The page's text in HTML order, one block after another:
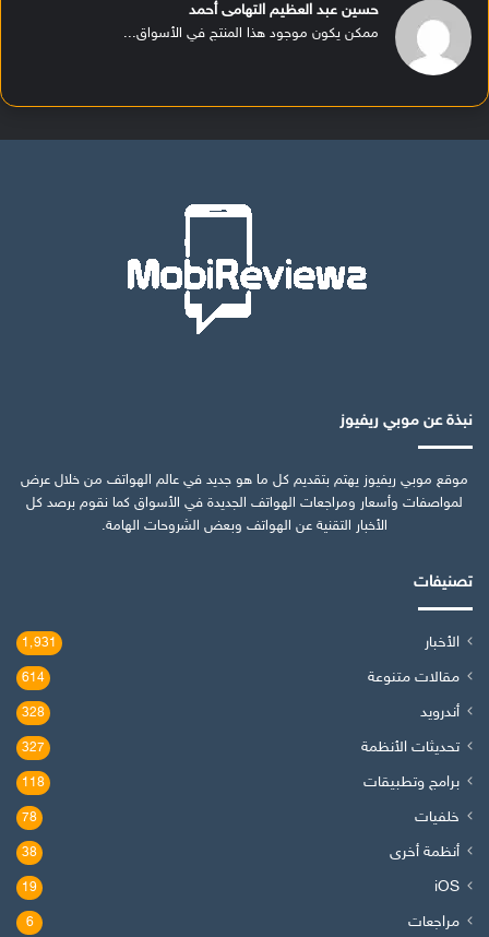
حسين عبد العظيم التهامى أحمد
ممكن يكون موجود هذا المنتج في الأسواق...
نبذة عن موبي ريفيوز
موقع موبي ريفيوز يهتم بتقديم كل ما هو جديد في عالم الهواتف من خلال عرض
لمواصفات وأسعار ومراجعات الهواتف الجديدة في الأسواق كما نقوم برصد كل
الأخبار التقنية عن الهواتف وبعض الشروحات الهامة.
تصنيفات
الأخبار 1٬931
مقالات متنوعة 614
أندرويد 328
تحديثات الأنظمة 327
برامج وتطبيقات 118
خلفيات 78
أنظمة أخرى 38
iOS
19
مراجعات 6